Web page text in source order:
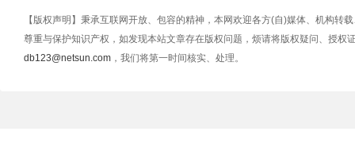
【版权声明】秉承互联网开放、包容的精神，本网欢迎各方(自)媒体、机构转
尊重与保护知识产权，如发现本站文章存在版权问题，烦请将版权疑问、授权
db123@netsun.com ，我们将第一时间核实、处理。